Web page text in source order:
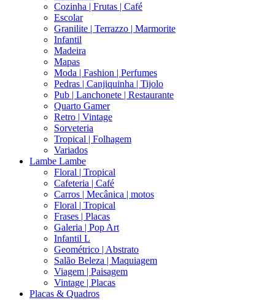
Cozinha | Frutas | Café
Escolar
Granilite | Terrazzo | Marmorite
Infantil
Madeira
Mapas
Moda | Fashion | Perfumes
Pedras | Canjiquinha | Tijolo
Pub | Lanchonete | Restaurante
Quarto Gamer
Retro | Vintage
Sorveteria
Tropical | Folhagem
Variados
Lambe Lambe
Floral | Tropical
Cafeteria | Café
Carros | Mecânica | motos
Floral | Tropical
Frases | Placas
Galeria | Pop Art
Infantil L
Geométrico | Abstrato
Salão Beleza | Maquiagem
Viagem | Paisagem
Vintage | Placas
Placas & Quadros